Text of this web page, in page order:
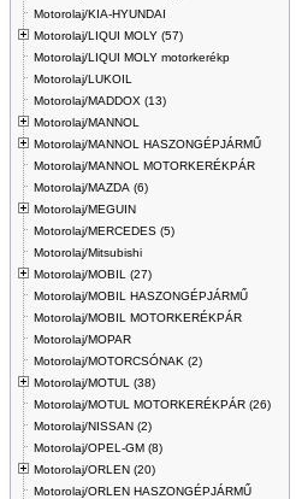
Motorolaj/KIA-HYUNDAI
Motorolaj/LIQUI MOLY (57)
Motorolaj/LIQUI MOLY motorkerékp
Motorolaj/LUKOIL
Motorolaj/MADDOX (13)
Motorolaj/MANNOL
Motorolaj/MANNOL HASZONGÉPJÁRMŰ
Motorolaj/MANNOL MOTORKERÉKPÁR
Motorolaj/MAZDA (6)
Motorolaj/MEGUIN
Motorolaj/MERCEDES (5)
Motorolaj/Mitsubishi
Motorolaj/MOBIL (27)
Motorolaj/MOBIL HASZONGÉPJÁRMŰ
Motorolaj/MOBIL MOTORKERÉKPÁR
Motorolaj/MOPAR
Motorolaj/MOTORCSÓNAK (2)
Motorolaj/MOTUL (38)
Motorolaj/MOTUL MOTORKERÉKPÁR (26)
Motorolaj/NISSAN (2)
Motorolaj/OPEL-GM (8)
Motorolaj/ORLEN (20)
Motorolaj/ORLEN HASZONGÉPJÁRMŰ